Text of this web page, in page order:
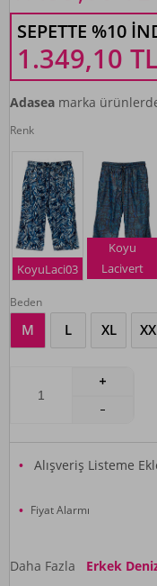
SEPETTE %10
1.349,10 TL
Adasea marka
Renk
KoyuLaci03
Koyu
Lacivert
Beden
M L XL
Alışveriş Listeme
Fiyat Alarmı
Daha Fazla Erkek